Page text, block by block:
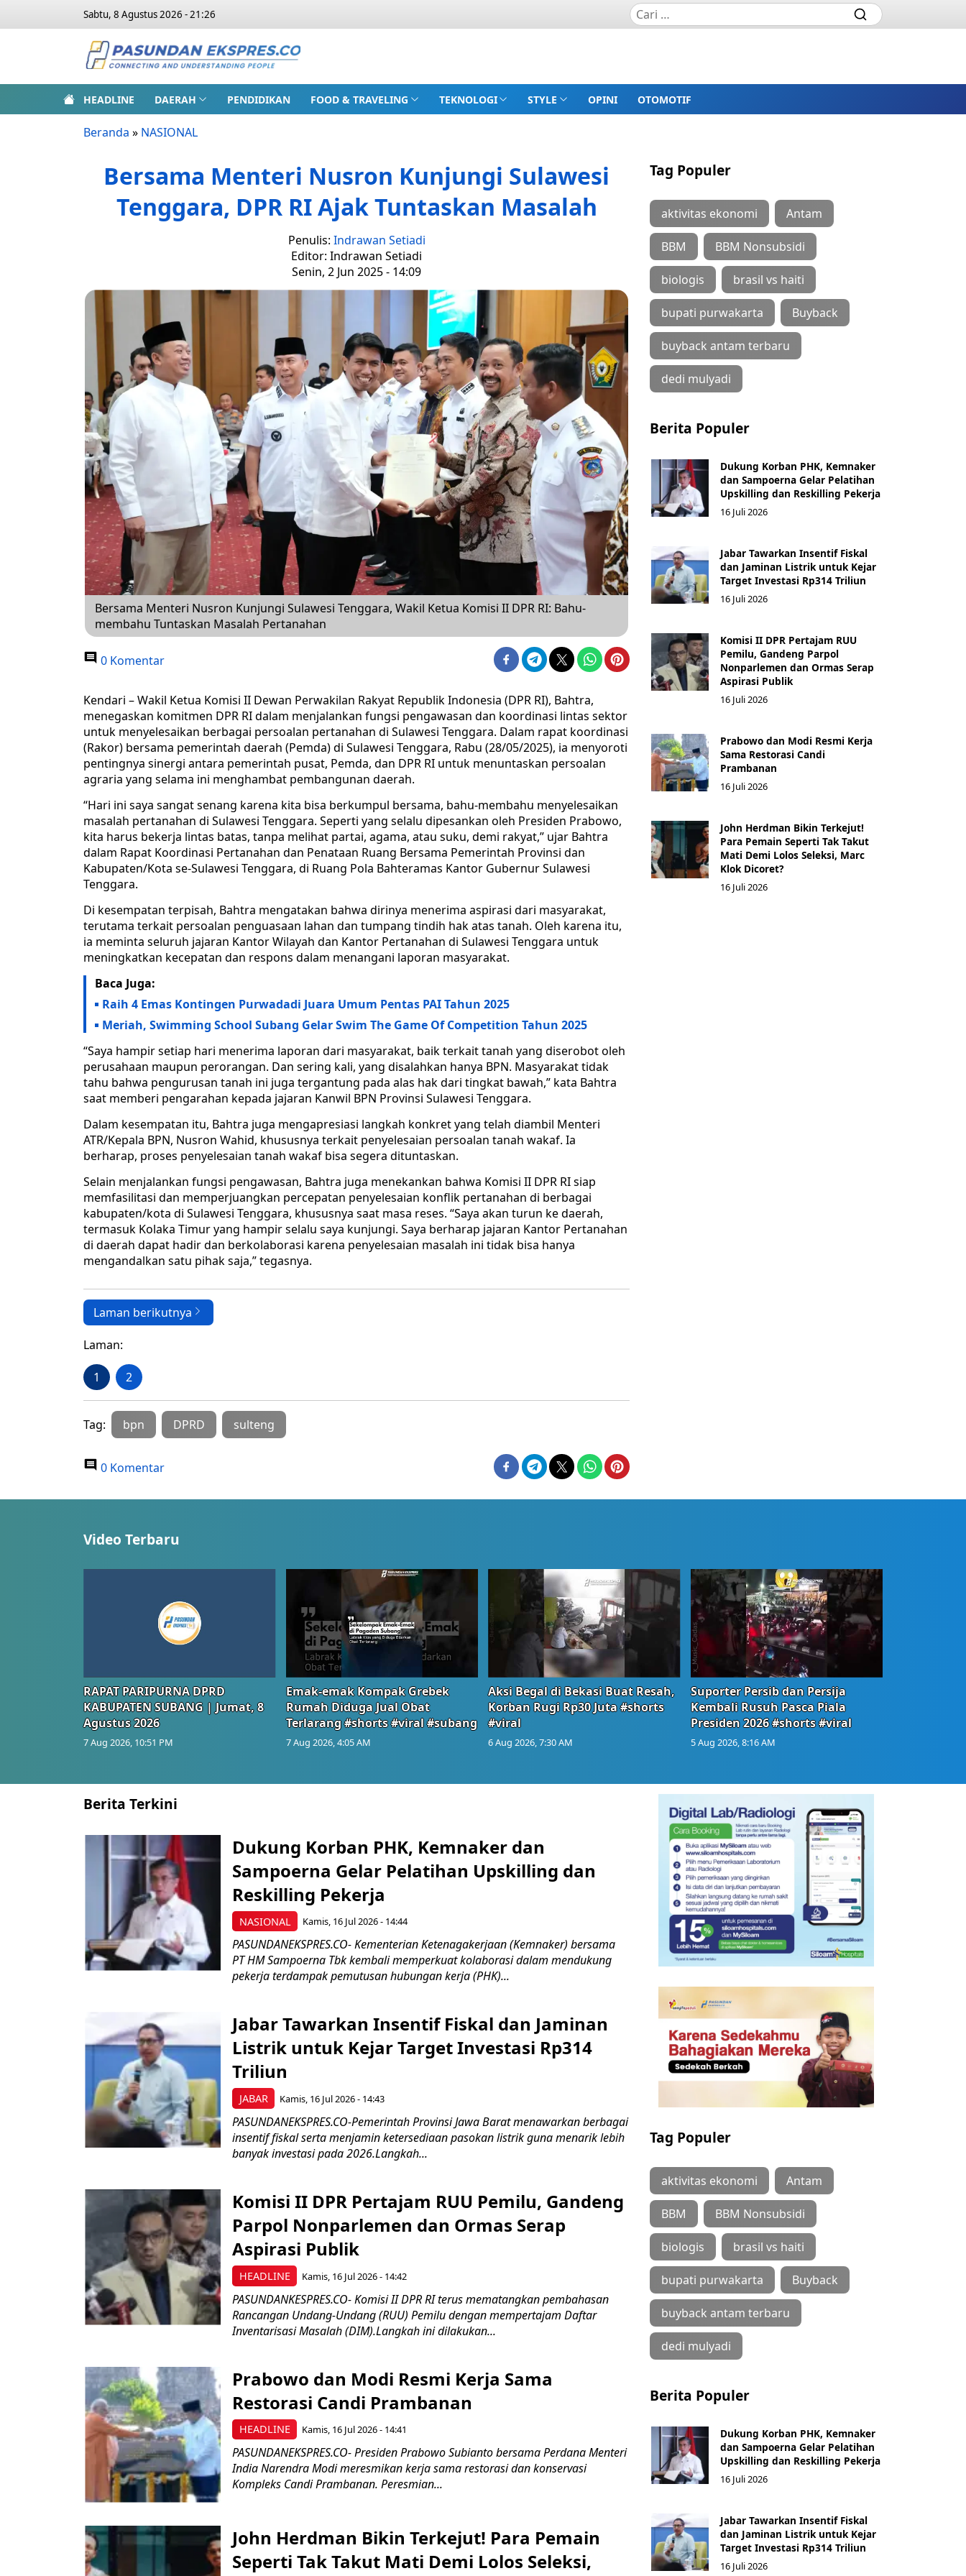
Sabtu, 8 Agustus 2026 - 21:26
HEADLINE DAERAH PENDIDIKAN FOOD & TRAVELING TEKNOLOGI STYLE OPINI OTOMOTIF
Beranda » NASIONAL
Bersama Menteri Nusron Kunjungi Sulawesi
Tenggara, DPR RI Ajak Tuntaskan Masalah
Penulis: Indrawan Setiadi
Editor: Indrawan Setiadi
Senin, 2 Jun 2025 - 14:09
Bersama Menteri Nusron Kunjungi Sulawesi Tenggara, Wakil Ketua Komisi II DPR RI: Bahu-
membahu Tuntaskan Masalah Pertanahan
0 Komentar
Kendari – Wakil Ketua Komisi II Dewan Perwakilan Rakyat Republik Indonesia (DPR RI), Bahtra,
menegaskan komitmen DPR RI dalam menjalankan fungsi pengawasan dan koordinasi lintas sektor
untuk menyelesaikan berbagai persoalan pertanahan di Sulawesi Tenggara. Dalam rapat koordinasi
(Rakor) bersama pemerintah daerah (Pemda) di Sulawesi Tenggara, Rabu (28/05/2025), ia menyoroti
pentingnya sinergi antara pemerintah pusat, Pemda, dan DPR RI untuk menuntaskan persoalan
agraria yang selama ini menghambat pembangunan daerah.
“Hari ini saya sangat senang karena kita bisa berkumpul bersama, bahu-membahu menyelesaikan
masalah pertanahan di Sulawesi Tenggara. Seperti yang selalu dipesankan oleh Presiden Prabowo,
kita harus bekerja lintas batas, tanpa melihat partai, agama, atau suku, demi rakyat,” ujar Bahtra
dalam Rapat Koordinasi Pertanahan dan Penataan Ruang Bersama Pemerintah Provinsi dan
Kabupaten/Kota se-Sulawesi Tenggara, di Ruang Pola Bahteramas Kantor Gubernur Sulawesi
Tenggara.
Di kesempatan terpisah, Bahtra mengatakan bahwa dirinya menerima aspirasi dari masyarakat,
terutama terkait persoalan penguasaan lahan dan tumpang tindih hak atas tanah. Oleh karena itu,
ia meminta seluruh jajaran Kantor Wilayah dan Kantor Pertanahan di Sulawesi Tenggara untuk
meningkatkan kecepatan dan respons dalam menangani laporan masyarakat.
Baca Juga:
Raih 4 Emas Kontingen Purwadadi Juara Umum Pentas PAI Tahun 2025
Meriah, Swimming School Subang Gelar Swim The Game Of Competition Tahun 2025
“Saya hampir setiap hari menerima laporan dari masyarakat, baik terkait tanah yang diserobot oleh
perusahaan maupun perorangan. Dan sering kali, yang disalahkan hanya BPN. Masyarakat tidak
tahu bahwa pengurusan tanah ini juga tergantung pada alas hak dari tingkat bawah,” kata Bahtra
saat memberi pengarahan kepada jajaran Kanwil BPN Provinsi Sulawesi Tenggara.
Dalam kesempatan itu, Bahtra juga mengapresiasi langkah konkret yang telah diambil Menteri
ATR/Kepala BPN, Nusron Wahid, khususnya terkait penyelesaian persoalan tanah wakaf. Ia
berharap, proses penyelesaian tanah wakaf bisa segera dituntaskan.
Selain menjalankan fungsi pengawasan, Bahtra juga menekankan bahwa Komisi II DPR RI siap
memfasilitasi dan memperjuangkan percepatan penyelesaian konflik pertanahan di berbagai
kabupaten/kota di Sulawesi Tenggara, khususnya saat masa reses. “Saya akan turun ke daerah,
termasuk Kolaka Timur yang hampir selalu saya kunjungi. Saya berharap jajaran Kantor Pertanahan
di daerah dapat hadir dan berkolaborasi karena penyelesaian masalah ini tidak bisa hanya
mengandalkan satu pihak saja,” tegasnya.
Laman berikutnya
Laman:
1 2
Tag: bpn DPRD sulteng
0 Komentar
Tag Populer
aktivitas ekonomi Antam
BBM BBM Nonsubsidi
biologis brasil vs haiti
bupati purwakarta Buyback
buyback antam terbaru
dedi mulyadi
Berita Populer
Dukung Korban PHK, Kemnaker
dan Sampoerna Gelar Pelatihan
Upskilling dan Reskilling Pekerja
16 Juli 2026
Jabar Tawarkan Insentif Fiskal
dan Jaminan Listrik untuk Kejar
Target Investasi Rp314 Triliun
16 Juli 2026
Komisi II DPR Pertajam RUU
Pemilu, Gandeng Parpol
Nonparlemen dan Ormas Serap
Aspirasi Publik
16 Juli 2026
Prabowo dan Modi Resmi Kerja
Sama Restorasi Candi
Prambanan
16 Juli 2026
John Herdman Bikin Terkejut!
Para Pemain Seperti Tak Takut
Mati Demi Lolos Seleksi, Marc
Klok Dicoret?
16 Juli 2026
Video Terbaru
RAPAT PARIPURNA DPRD
KABUPATEN SUBANG | Jumat, 8
Agustus 2026
7 Aug 2026, 10:51 PM
Emak-emak Kompak Grebek
Rumah Diduga Jual Obat
Terlarang #shorts #viral #subang
7 Aug 2026, 4:05 AM
Aksi Begal di Bekasi Buat Resah,
Korban Rugi Rp30 Juta #shorts
#viral
6 Aug 2026, 7:30 AM
Suporter Persib dan Persija
Kembali Rusuh Pasca Piala
Presiden 2026 #shorts #viral
5 Aug 2026, 8:16 AM
Berita Terkini
NASIONAL
Dukung Korban PHK, Kemnaker dan
Sampoerna Gelar Pelatihan Upskilling dan
Reskilling Pekerja
Kamis, 16 Jul 2026 - 14:44
PASUNDANEKSPRES.CO- Kementerian Ketenagakerjaan (Kemnaker) bersama
PT HM Sampoerna Tbk kembali memperkuat kolaborasi dalam mendukung
pekerja terdampak pemutusan hubungan kerja (PHK)...
JABAR
Jabar Tawarkan Insentif Fiskal dan Jaminan
Listrik untuk Kejar Target Investasi Rp314
Triliun
Kamis, 16 Jul 2026 - 14:43
PASUNDANEKSPRES.CO-Pemerintah Provinsi Jawa Barat menawarkan berbagai
insentif fiskal serta menjamin ketersediaan pasokan listrik guna menarik lebih
banyak investasi pada 2026.Langkah...
HEADLINE
Komisi II DPR Pertajam RUU Pemilu, Gandeng
Parpol Nonparlemen dan Ormas Serap
Aspirasi Publik
Kamis, 16 Jul 2026 - 14:42
PASUNDANKESPRES.CO- Komisi II DPR RI terus mematangkan pembahasan
Rancangan Undang-Undang (RUU) Pemilu dengan mempertajam Daftar
Inventarisasi Masalah (DIM).Langkah ini dilakukan...
HEADLINE
Prabowo dan Modi Resmi Kerja Sama
Restorasi Candi Prambanan
Kamis, 16 Jul 2026 - 14:41
PASUNDANEKSPRES.CO- Presiden Prabowo Subianto bersama Perdana Menteri
India Narendra Modi meresmikan kerja sama restorasi dan konservasi
Kompleks Candi Prambanan. Peresmian...
John Herdman Bikin Terkejut! Para Pemain
Seperti Tak Takut Mati Demi Lolos Seleksi,
Tag Populer
aktivitas ekonomi Antam
BBM BBM Nonsubsidi
biologis brasil vs haiti
bupati purwakarta Buyback
buyback antam terbaru
dedi mulyadi
Berita Populer
Dukung Korban PHK, Kemnaker
dan Sampoerna Gelar Pelatihan
Upskilling dan Reskilling Pekerja
16 Juli 2026
Jabar Tawarkan Insentif Fiskal
dan Jaminan Listrik untuk Kejar
Target Investasi Rp314 Triliun
16 Juli 2026